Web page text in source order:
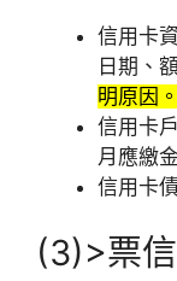
信用卡
日期、
明原因。
信用卡
月應繳
信用卡
(3)>票